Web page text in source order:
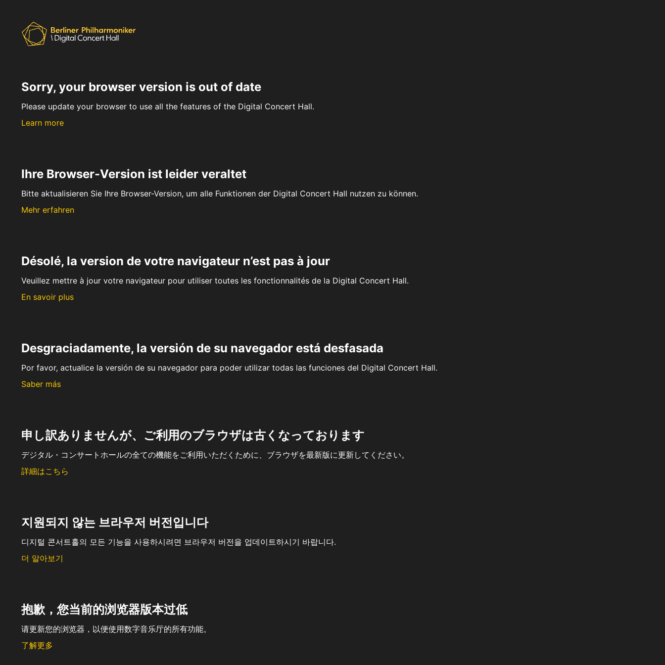
Sorry, your browser version is out of date
Please update your browser to use all the features of the Digital Concert Hall.
Learn more
Ihre Browser-Version ist leider veraltet
Bitte aktualisieren Sie Ihre Browser-Version, um alle Funktionen der Digital Concert Hall nutzen zu können.
Mehr erfahren
Désolé, la version de votre navigateur n’est pas à jour
Veuillez mettre à jour votre navigateur pour utiliser toutes les fonctionnalités de la Digital Concert Hall.
En savoir plus
Desgraciadamente, la versión de su navegador está desfasada
Por favor, actualice la versión de su navegador para poder utilizar todas las funciones del Digital Concert Hall.
Saber más
申し訳ありませんが、ご利用のブラウザは古くなっております
デジタル・コンサートホールの全ての機能をご利用いただくために、ブラウザを最新版に更新してください。
詳細はこちら
지원되지 않는 브라우저 버전입니다
디지털 콘서트홀의 모든 기능을 사용하시려면 브라우저 버전을 업데이트하시기 바랍니다.
더 알아보기
抱歉，您当前的浏览器版本过低
请更新您的浏览器，以便使用数字音乐厅的所有功能。
了解更多